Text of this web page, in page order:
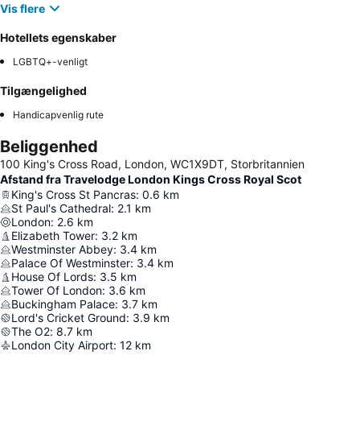
Vis flere
Hotellets egenskaber
LGBTQ+-venligt
Tilgængelighed
Handicapvenlig rute
Beliggenhed
100 King's Cross Road, London, WC1X9DT, Storbritannien
Afstand fra Travelodge London Kings Cross Royal Scot
King's Cross St Pancras: 0.6 km
St Paul's Cathedral: 2.1 km
London: 2.6 km
Elizabeth Tower: 3.2 km
Westminster Abbey: 3.4 km
Palace Of Westminster: 3.4 km
House Of Lords: 3.5 km
Tower Of London: 3.6 km
Buckingham Palace: 3.7 km
Lord's Cricket Ground: 3.9 km
The O2: 8.7 km
London City Airport: 12 km